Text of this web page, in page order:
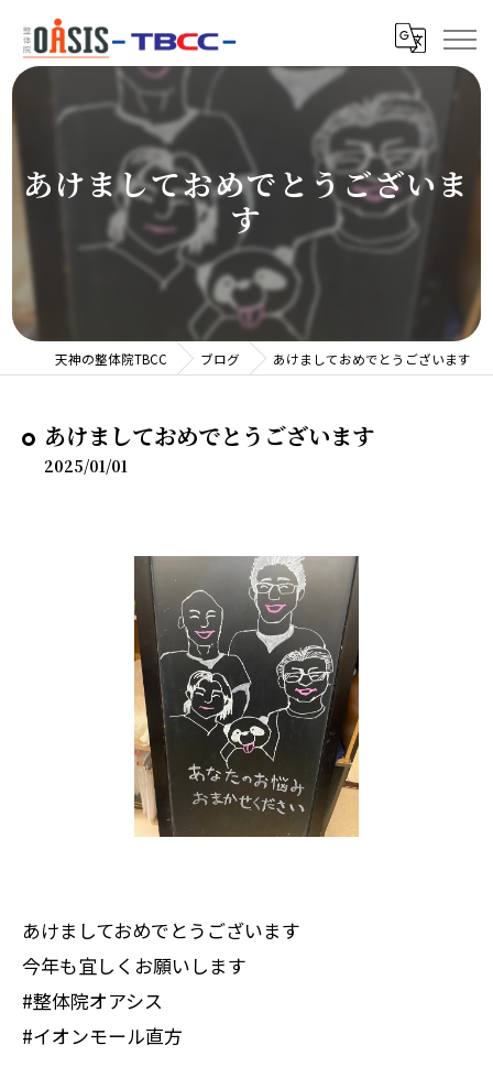
あけましておめでとうございま
す
天神の整体院TBCC ブログ あけましておめでとうございます
あけましておめでとうございます
2025/01/01
あけましておめでとうございます
今年も宜しくお願いします
#整体院オアシス
#イオンモール直方